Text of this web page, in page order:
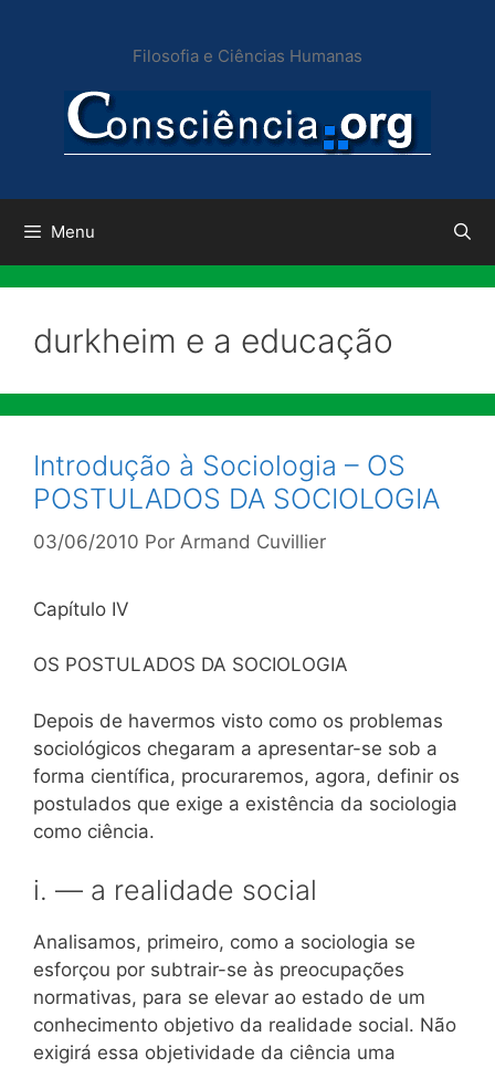
conteúdo
Filosofia e Ciências Humanas
Menu
durkheim e a educação
Introdução à Sociologia – OS
POSTULADOS DA SOCIOLOGIA
03/06/2010 Por Armand Cuvillier
Capítulo IV
OS POSTULADOS DA SOCIOLOGIA
Depois de havermos visto como os problemas
sociológicos chegaram a apresentar-se sob a
forma científica, procuraremos, agora, definir os
postulados que exige a existência da sociologia
como ciência.
i. — a realidade social
Analisamos, primeiro, como a sociologia se
esforçou por subtrair-se às preocupações
normativas, para se elevar ao estado de um
conhecimento objetivo da realidade social. Não
exigirá essa objetividade da ciência uma